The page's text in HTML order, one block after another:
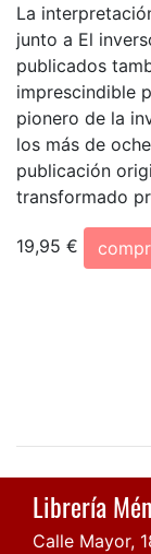
La
junto a El
publicados
imprescindible
pionero de la
los más de
publicación
transformado
19,95 €
Librería
Calle Mayor,